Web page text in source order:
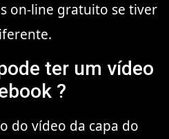
on-line gratuito se tiver
ter um vídeo
?
do vídeo da capa do